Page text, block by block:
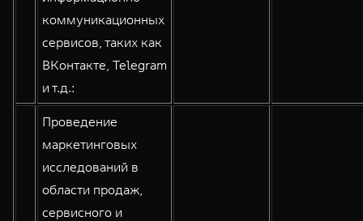
коммуникационных
сервисов, таких как
ВКонтакте, Telegram
и т.д.:
Проведение
маркетинговых
исследований в
области продаж,
сервисного и